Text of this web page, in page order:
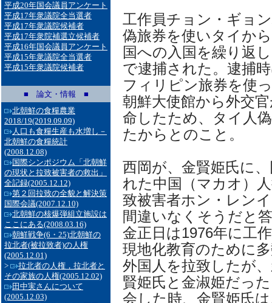
平成20年国会議員アンケート
平成17年衆議院全当選者
平成17年衆議院候補者
平成17年衆院補選立候補者
平成16年国会議員アンケート
平成15年衆議院全当選者
平成15年衆議院候補者
■ 論文・情報 ■
北朝鮮の食糧農業
2018/19(2019.09.09)
人口も食糧生産も水増し－
北朝鮮の食糧統計
(2008.12.08)
国際シンポジウム「北朝鮮
の現状と拉致被害者の救出」
全記録(2005.12.12)
第２回拉致の全貌と解決策
国際会議(2007.12.10)
北朝鮮の核爆弾組立施設は
ここにある(2008.03.16)
朝鮮戦争(6・25)北朝鮮の
拉北者(被拉致者)の人権
(2005.12.01)
>
拉北者の人権，拉北者と
その家族の人権(2005.12.02)
田中実さんについて
(2005.12.03)
工作員チョン・ギョ
偽旅券を使いタイか
国への入国を繰り返
で逮捕された。逮捕
フィリピン旅券を使
朝鮮大使館から外交
命したため、タイ人
たからとのこと。
西岡が、金賢姫氏に
れた中国（マカオ）
致被害者ホン・レン
間違いなくそうだと
金正日は1976年に工
現地化教育のために
外国人を拉致したが
賢姫氏と金淑姫だっ
会した時、金賢姫氏